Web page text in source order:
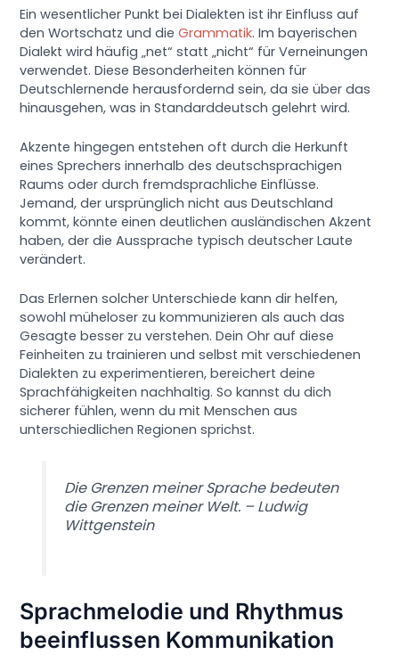
Ein wesentlicher Punkt bei Dialekten ist ihr Einfluss auf
den Wortschatz und dieGrammatik. Im bayerischen
Dialekt wird häufig „net“ statt „nicht“ für Verneinungen
verwendet. Diese Besonderheiten können für
Deutschlernende herausfordernd sein, da sie über das
hinausgehen, was in Standarddeutsch gelehrt wird.
Akzente hingegen entstehen oft durch die Herkunft
eines Sprechers innerhalb des deutschsprachigen
Raums oder durch fremdsprachliche Einflüsse.
Jemand, der ursprünglich nicht aus Deutschland
kommt, könnte einen deutlichen ausländischen Akzent
haben, der die Aussprache typisch deutscher Laute
verändert.
Das Erlernen solcher Unterschiede kann dir helfen,
sowohl müheloser zu kommunizieren als auch das
Gesagte besser zu verstehen. Dein Ohr auf diese
Feinheiten zu trainieren und selbst mit verschiedenen
Dialekten zu experimentieren, bereichert deine
Sprachfähigkeiten nachhaltig. So kannst du dich
sicherer fühlen, wenn du mit Menschen aus
unterschiedlichen Regionen sprichst.
Die Grenzen meiner Sprache bedeuten
die Grenzen meiner Welt. – Ludwig
Wittgenstein
Sprachmelodie und Rhythmus
beeinflussen Kommunikation